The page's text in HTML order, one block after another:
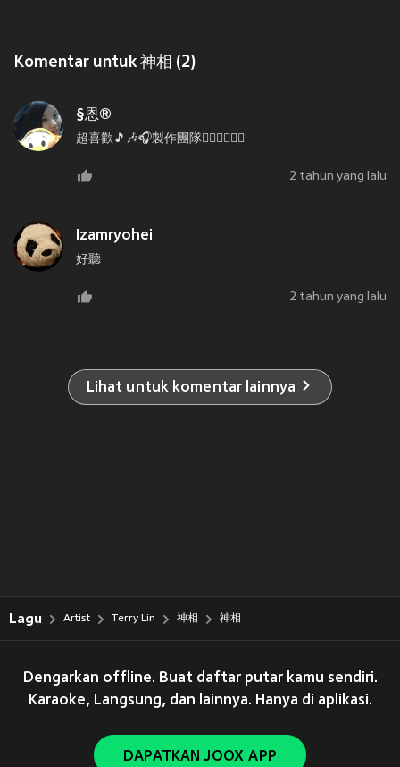
Komentar untuk 神相 (2)
§恩®
超喜歡🎵🎶🎧製作團隊👍🏻👍🏻👍🏻
2 tahun yang lalu
Izamryohei
好聽
2 tahun yang lalu
Lihat untuk komentar lainnya
Lagu Artist Terry Lin 神相 神相
Dengarkan offline. Buat daftar putar kamu sendiri.
Karaoke, Langsung, dan lainnya. Hanya di aplikasi.
DAPATKAN JOOX APP